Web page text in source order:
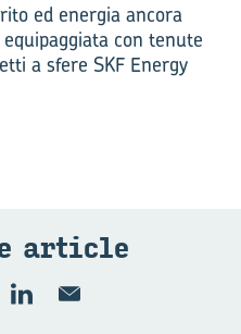
ed energia ancora
con tenute
a sfere SKF Energy
ar­ti­cle